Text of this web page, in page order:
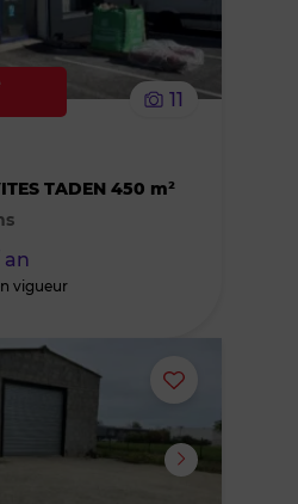
supprimer
le
11
TADEN 450 m²
an
vigueur
Ajouter
ou